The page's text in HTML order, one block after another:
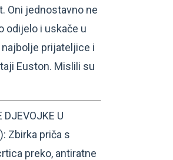
Oni jednostavno ne
odijelo i uskače u
prijateljice i
Euston. Mislili su
DJEVOJKE U
Zbirka priča s
preko, antiratne